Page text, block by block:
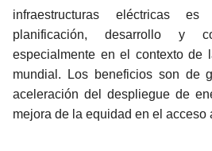
infraestructuras eléctricas
planificación, desarrollo y
especialmente en el contexto de
mundial. Los beneficios son de
aceleración del despliegue de
mejora de la equidad en el acceso